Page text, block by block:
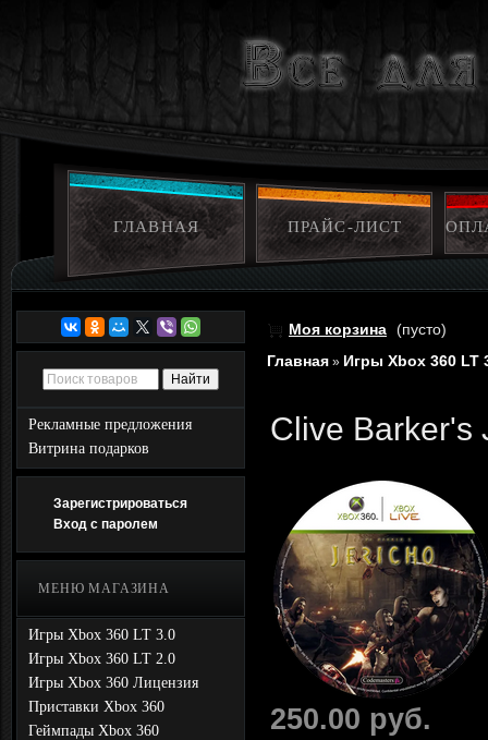
ГЛАВНАЯ ПРАЙС-ЛИСТ
Рекламные предложения
Витрина подарков
Зарегистрироваться
Вход с паролем
МЕНЮ МАГАЗИНА
Игры Xbox 360 LT 3.0
Игры Xbox 360 LT 2.0
Игры Xbox 360 Лицензия
Приставки Xbox 360
Геймпады Xbox 360
Моя корзина (пусто)
Главная » Игры Xbox 360 LT
Clive Barker's
250.00 руб.